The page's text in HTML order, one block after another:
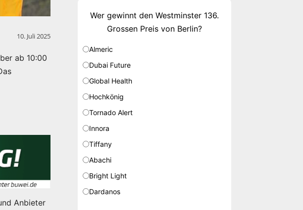
10. Juli 2025
ab 10:00
Anbieter
Wer gewinnt den Westminster 136.
Grossen Preis von Berlin?
Almeric
Dubai Future
Global Health
Hochkönig
Tornado Alert
Innora
Tiffany
Abachi
Bright Light
Dardanos